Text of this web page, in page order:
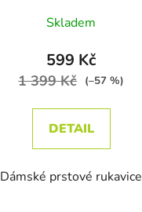
Skladem
599 Kč
1 399 Kč (–57 %)
DETAIL
Dámské prstové rukavice